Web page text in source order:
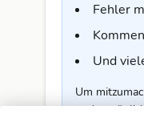
Fehler
Und
Um
und